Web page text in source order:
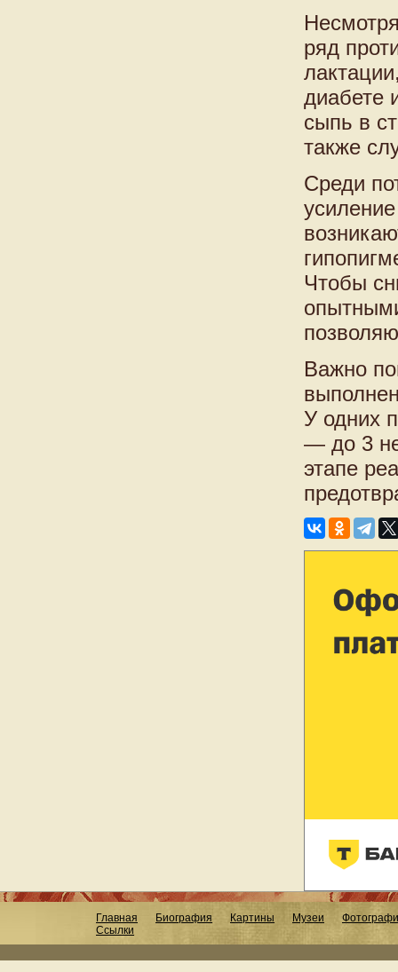
ряд
диабете
сыпь в
также
Среди
Чтобы
Важно
У одних
— до 3
этапе
Главная Биография Картины Музеи
Ссылки